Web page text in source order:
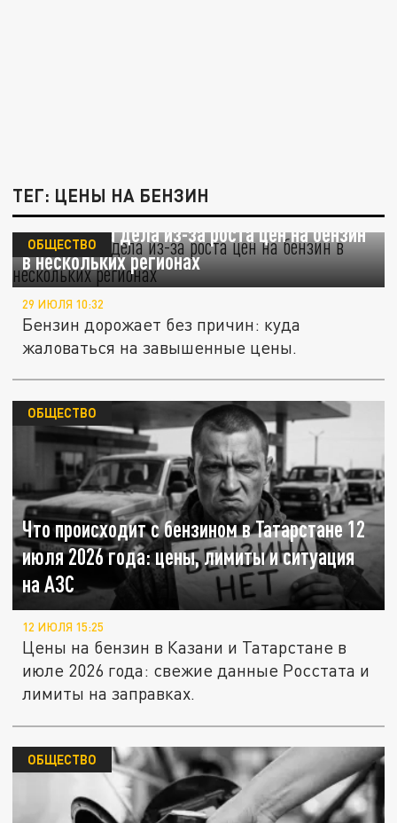
ТЕГ: ЦЕНЫ НА БЕНЗИН
ФАС завела дела из-за роста цен на бензин
в нескольких регионах
ОБЩЕСТВО
29 ИЮЛЯ 10:32
Бензин дорожает без причин: куда
жаловаться на завышенные цены.
Что происходит с бензином в Татарстане 12
июля 2026 года: цены, лимиты и ситуация
на АЗС
ОБЩЕСТВО
12 ИЮЛЯ 15:25
Цены на бензин в Казани и Татарстане в
июле 2026 года: свежие данные Росстата и
лимиты на заправках.
ОБЩЕСТВО